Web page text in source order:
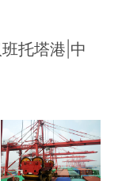
托塔港|中